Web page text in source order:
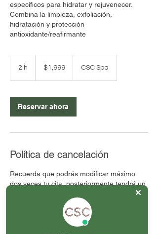
específicos para hidratar y rejuvenecer.
Combina la limpieza, exfoliación,
hidratación y protección
antioxidante/reafirmante
2 h
pesos
mexicanos
$1,999 CSC Spa
Reservar ahora
Política de cancelación
Recuerda que podrás modificar máximo
dos veces tu cita, posteriormente tendrá un
En caso de no acudir al servicio agendado
o no cancelar / reagendar con 24 horas de
anticipación, el servicio se tomará como